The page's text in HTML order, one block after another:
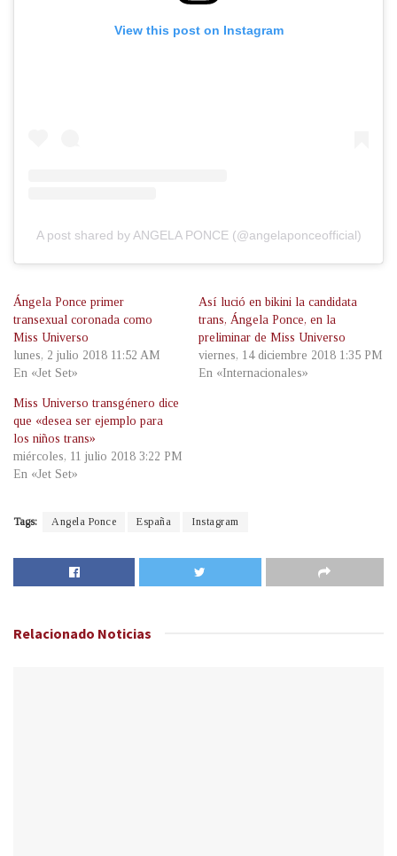
View this post on Instagram
A post shared by ANGELA PONCE (@angelaponceofficial)
Ángela Ponce primer
transexual coronada como
Miss Universo
lunes, 2 julio 2018 11:52 AM
En «Jet Set»
Así lució en bikini la candidata
trans, Ángela Ponce, en la
preliminar de Miss Universo
viernes, 14 diciembre 2018 1:35 PM
En «Internacionales»
Miss Universo transgénero dice
que «desea ser ejemplo para
los niños trans»
miércoles, 11 julio 2018 3:22 PM
En «Jet Set»
Tags: Angela Ponce España Instagram
Relacionado Noticias